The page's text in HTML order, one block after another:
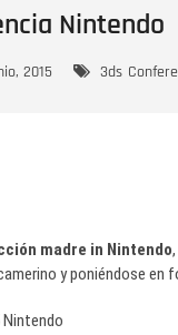
Nintendo
2015 3ds
madre in Nintendo
y poniéndose en